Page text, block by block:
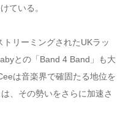
ている。
リーミングされたUKラッ
との「Band 4 Band」も大
は音楽界で確固たる地位を
、その勢いをさらに加速さ